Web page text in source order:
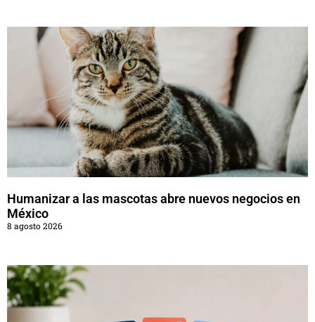
Humanizar a las mascotas abre nuevos negocios en
México
8 agosto 2026